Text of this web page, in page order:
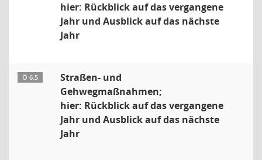
hier: Rückblick auf das vergangene
Jahr und Ausblick auf das nächste
Jahr
Ö 6.5
Straßen- und
Gehwegmaßnahmen;
hier: Rückblick auf das vergangene
Jahr und Ausblick auf das nächste
Jahr